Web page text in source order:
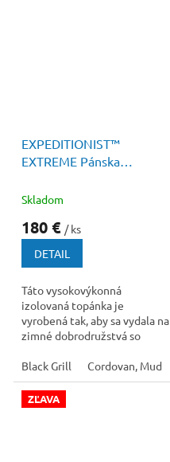
EXPEDITIONIST™
EXTREME Pánska
Skladom
180 € / ks
DETAIL
Táto vysokovýkonná
izolovaná topánka je
vyrobená tak, aby sa vydala na
zimné dobrodružstvá so
vzorom pre sneh a ľad a...
Black Grill Cordovan, Mud
ZĽAVA